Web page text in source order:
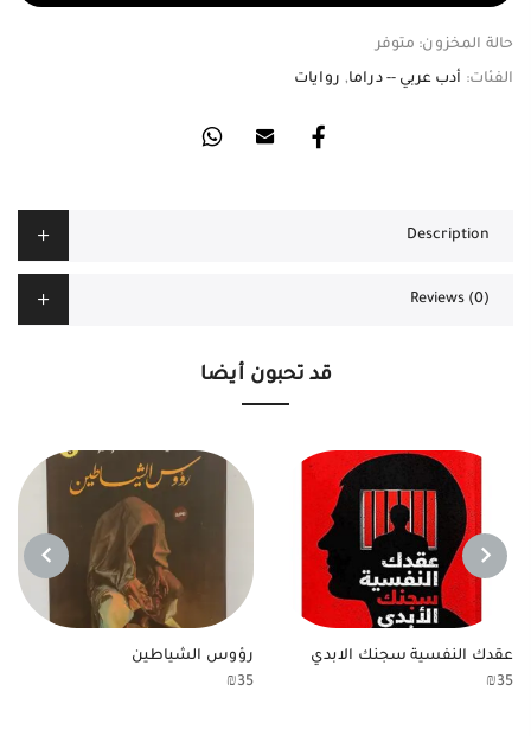
حالة المخزون: متوفر
الفئات: أدب عربي -- دراما, روايات
Description
Reviews (0)
قد تحبون أيضا
PREVIOUS
عقدك النفسية سجنك الابدي
₪35
رؤوس الشياطين
₪35
NEXT